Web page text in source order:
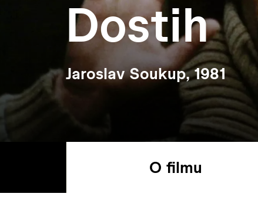
Dostih
Jaroslav Soukup, 1981
O filmu